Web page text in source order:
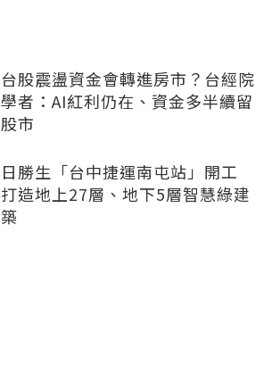
台股震盪資金會轉進房市？台經院
學者：AI紅利仍在、資金多半續留
股市
日勝生「台中捷運南屯站」開工
打造地上27層、地下5層智慧綠建
築